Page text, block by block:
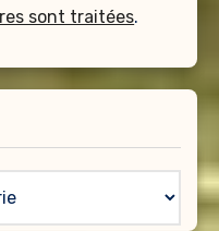
sont traitées.